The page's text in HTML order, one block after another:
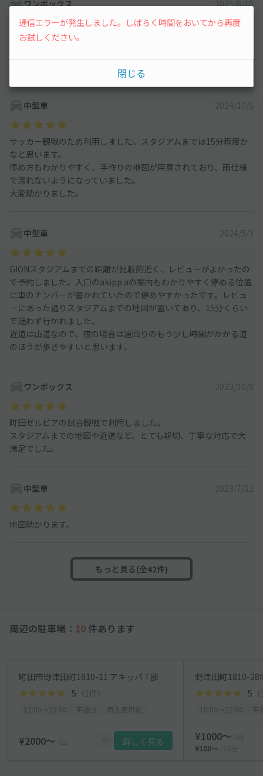
ワンボックス 2025/8/10
車両番号が紙で貼り付けてあったので、すぐ分かりました！
中型車 2024/10/5
サッカー観戦のため利用しました。スタジアムまでは15分程度か
なと思います。
停め方もわかりやすく、手作りの地図が用意されており、雨仕様
で濡れないようになっていました。
大変助かりました。
中型車 2024/5/3
GIONスタジアムまでの距離が比較的近く、レビューがよかったの
で予約しました。入口のakipp aの案内もわかりやすく停める位置
に車のナンバーが書かれていたので停めやすかったです。レビュ
ーにあった通りスタジアムまでの地図が置いてあり、15分くらい
で迷わず行かれました。
近道は山道なので、夜の場合は遠回りのもう少し時間がかかる道
のほうが歩きやすいと思います。
ワンボックス 2023/10/8
町田ゼルビアの試合観戦で利用しました。
スタジアムまでの地図や近道など、とても親切、丁寧な対応で大
満足でした。
中型車 2023/7/22
地図助かります。
もっと見る(全42件)
周辺の駐車場： 10 件あります
町田市野津田町1810-11 アキッパ T邸駐車場【左】
5 （1件）
¥2000〜 /日 詳しく見る
5
¥1000〜
/日
¥100〜
/15分
通信エラーが発生しました。しばらく時間をおいてから再度
お試しください。
閉じる